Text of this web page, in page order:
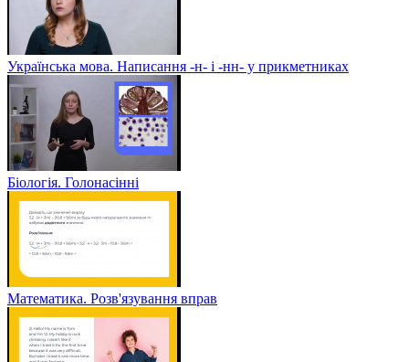
Українська мова. Написання -н- і -нн- у прикметниках
Біологія. Голонасінні
Математика. Розв'язування вправ